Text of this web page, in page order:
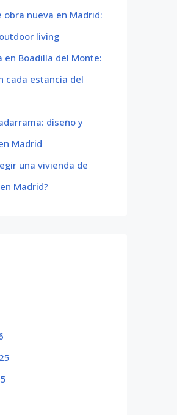
obra nueva en Madrid:
living
en Boadilla del Monte:
cada estancia del
diseño y
Madrid
una vivienda de
Madrid?